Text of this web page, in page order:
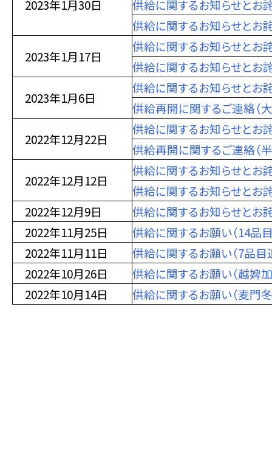
2023年1月30日
供給に関するお知らせとお
供給に関するお知らせとお
2023年1月17日
供給に関するお知らせとお
供給に関するお知らせとお
2023年1月6日
供給に関するお知らせとお
供給再開に関するご連絡（
2022年12月22日
供給に関するお知らせとお
供給再開に関するご連絡（
2022年12月12日
供給に関するお知らせとお
供給に関するお知らせとお
2022年12月9日
供給に関するお知らせとお
2022年11月25日
供給に関するお願い（14品
2022年11月11日
供給に関するお願い（7品目
2022年10月26日
供給に関するお願い（越婢
2022年10月14日
供給に関するお願い（麦門